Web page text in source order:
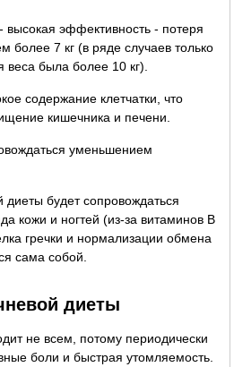
эффективность - потеря
более 7 кг (в ряде случаев только
была более 10 кг).
содержание клетчатки, что
кишечника и печени.
уменьшением
будет сопровождаться
кожи и ногтей (из-за витаминов B
гречки и нормализации обмена
сама собой.
диеты
не всем, потому периодически
боли и быстрая утомляемость.